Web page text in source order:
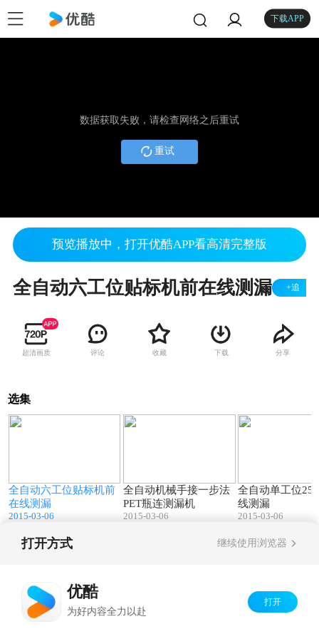
下载APP
数据获取失败，请检查网络之后重试
重试
预览播放中，打开优酷APP看高清完整版
全自动六工位贴标机前在线测漏 +追
超清画质 评论 收藏 下载 分享
选集
全自动六工位贴标机前
在线测漏
2015-03-06
全自动机械手接一步法
PET瓶连测漏机
2015-03-06
全自动单工位25
线测漏
2015-03-06
打开方式 继续使用浏览器
优酷
为好内容全力以赴
打开